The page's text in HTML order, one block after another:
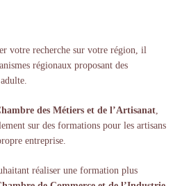
votre recherche sur votre région, il
régionaux proposant des
des Métiers et de l’Artisanat
sur des formations pour les artisans
entreprise.
réaliser une formation plus